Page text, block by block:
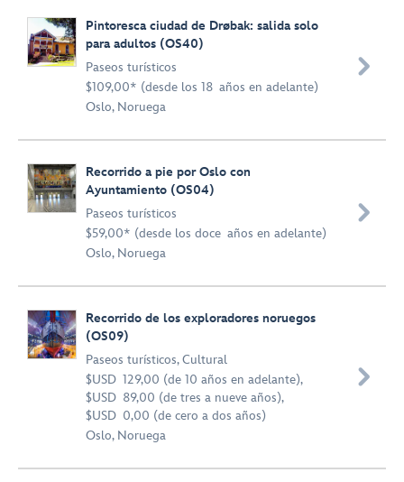
Pintoresca ciudad de Drøbak: salida solo
para adultos (OS40)
Paseos turísticos
$109,00* (desde los 18 años en adelante)
Oslo, Noruega

Recorrido a pie por Oslo con
Ayuntamiento (OS04)
Paseos turísticos
$59,00* (desde los doce años en adelante)
Oslo, Noruega

Recorrido de los exploradores noruegos
(OS09)
Paseos turísticos,Cultural
$USD 129,00 (de 10 años en adelante),
$USD 89,00 (de tres a nueve años),
$USD 0,00 (de cero a dos años)
Oslo, Noruega
